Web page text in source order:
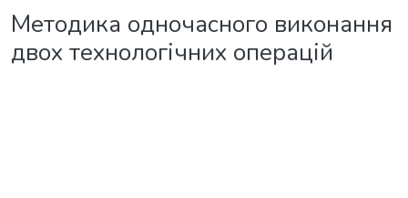
Методика одночасного виконання
двох технологічних операцій